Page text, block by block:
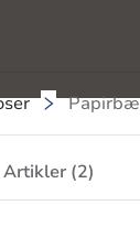
Artikler (2)